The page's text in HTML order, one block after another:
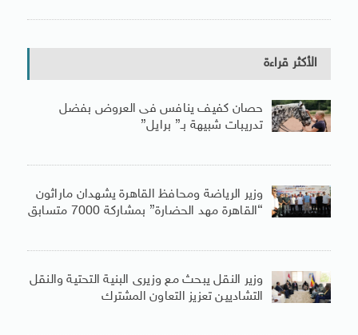
الأكثر قراءة
حصان كفيف ينافس فى العروض بفضل
تدريبات شبيهة بـ” برايل”
وزير الرياضة ومحافظ القاهرة يشهدان ماراثون
“القاهرة مهد الحضارة” بمشاركة 7000 متسابق
وزير النقل يبحث مع وزيرى البنية التحتية والنقل
التشاديين تعزيز التعاون المشترك